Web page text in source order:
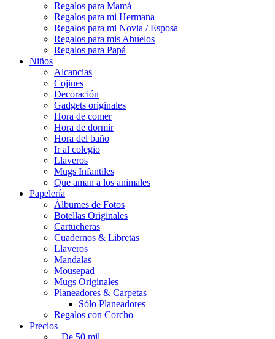
Regalos para Mamá
Regalos para mi Hermana
Regalos para mi Novia / Esposa
Regalos para mis Abuelos
Regalos para Papá
Niños
Alcancias
Cojines
Decoración
Gadgets originales
Hora de comer
Hora de dormir
Hora del baño
Ir al colegio
Llaveros
Mugs Infantiles
Que aman a los animales
Papelería
Álbumes de Fotos
Botellas Originales
Cartucheras
Cuadernos & Libretas
Llaveros
Mandalas
Mousepad
Mugs Originales
Planeadores & Carpetas
Sólo Planeadores
Regalos con Corcho
Precios
– De 50 mil